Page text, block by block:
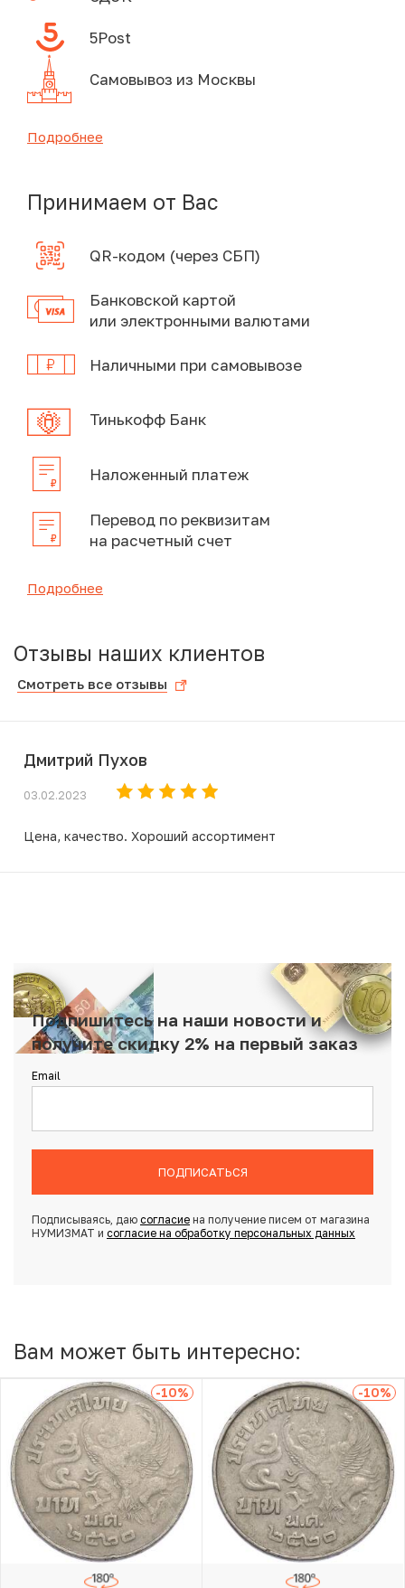
5Post
Самовывоз из Москвы
Подробнее
Принимаем от Вас
QR-кодом (через СБП)
Банковской картой
или электронными валютами
Наличными при самовывозе
Тинькофф Банк
Наложенный платеж
Перевод по реквизитам
на расчетный счет
Подробнее
Отзывы наших клиентов
Смотреть все отзывы
Дмитрий Пухов
03.02.2023
Цена, качество. Хороший ассортимент
Подпишитесь на наши новости и
получите скидку 2% на первый заказ
Email
ПОДПИСАТЬСЯ
Подписываясь, даю согласиена получение писем от магазина
НУМИЗМАТ и согласие на обработку персональных данных
Вам может быть интересно:
-10% -10%